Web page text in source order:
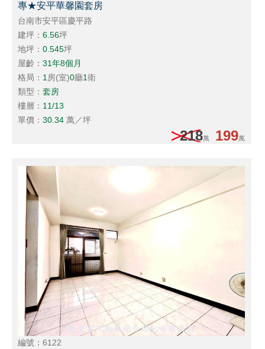
專★安平華馨園套房
台南市安平區慶平路
建坪：6.56坪
地坪：0.545坪
屋齡：31年8個月
格局： 1 房(室)0廳1衛
類型：套房
樓層： 11/13
單價：30.34 萬／坪
218萬 199萬
編號：6122